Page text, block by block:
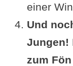
einer
Und
Jungen!
zum Fön